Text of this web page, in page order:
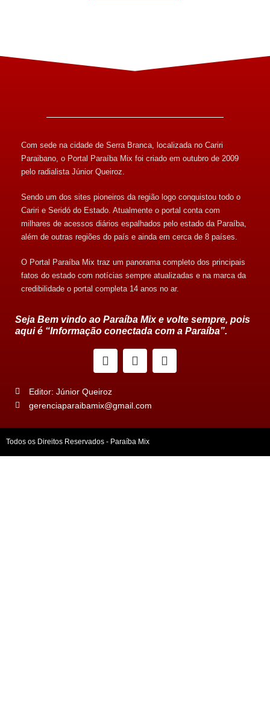
Com sede na cidade de Serra Branca, localizada no Cariri
Paraibano, o Portal Paraíba Mix foi criado em outubro de 2009
pelo radialista Júnior Queiroz.
Sendo um dos sites pioneiros da região logo conquistou todo o
Cariri e Seridó do Estado. Atualmente o portal conta com
milhares de acessos diários espalhados pelo estado da Paraíba,
além de outras regiões do país e ainda em cerca de 8 países.
O Portal Paraíba Mix traz um panorama completo dos principais
fatos do estado com notícias sempre atualizadas e na marca da
credibilidade o portal completa 14 anos no ar.
Seja Bem vindo ao Paraíba Mix e volte sempre, pois
aqui é “Informação conectada com a Paraíba”.
Editor: Júnior Queiroz
gerenciaparaibamix@gmail.com
Todos os Direitos Reservados - Paraíba Mix